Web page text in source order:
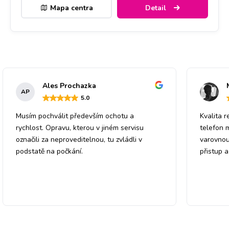
Mapa centra Detail
AP
Ales Prochazka
5.0
Musím pochválit především ochotu a
rychlost. Opravu, kterou v jiném servisu
označili za neproveditelnou, tu zvládli v
podstatě na počkání.
Kvalita
telefon
přistup